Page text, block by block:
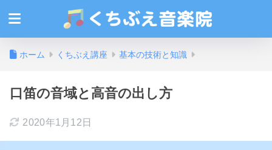
ホーム くちぶえ講座 基本の技術と知識
口笛の音域と高音の出し方
2020年1月12日